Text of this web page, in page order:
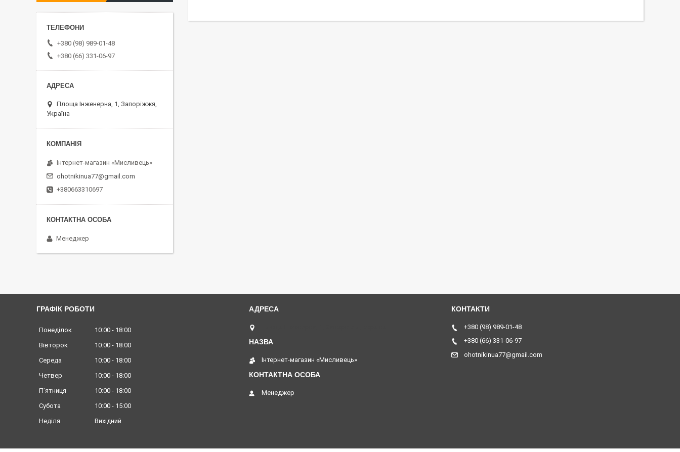
+380 (98) 989-01-48
+380 (66) 331-06-97
Площа Інженерна, 1, Запоріжжя,
Україна
⁨Інтернет-магазин «Мисливець»
ohotnikinua77@gmail.com
+380663310697
Менеджер
ГРАФІК РОБОТИ
Понеділок 10:00
18:00
Вівторок
10:00
18:00
Середа
10:00
18:00
Четвер
10:00
18:00
Пʼятниця
10:00
18:00
Субота
10:00
15:00
Неділя
Вихідний
⁨Інтернет-магазин «Мисливець»
Менеджер
+380 (98) 989-01-48
+380 (66) 331-06-97
ohotnikinua77@gmail.com